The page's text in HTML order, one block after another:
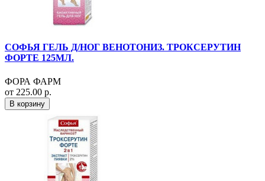
СОФЬЯ ГЕЛЬ Д/НОГ ВЕНОТОНИЗ. ТРОКСЕРУТИН
ФОРТЕ 125МЛ.
ФОРА ФАРМ
от 225.00 р.
В корзину